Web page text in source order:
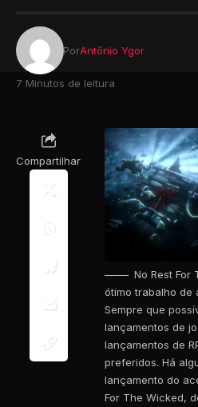
PorAntônio Ygor
7 Minutos de leitura
Compartilhar
No Rest For
ótimo trabalho de
Sempre que
lançamentos de
lançamentos de
preferidos. Há
lançamento do
For The Wicked,